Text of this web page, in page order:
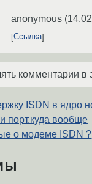
anonymous (
Ссылка
комментарии в
ISDN в ядро
порт.куда вообще
о модеме ISDN ?